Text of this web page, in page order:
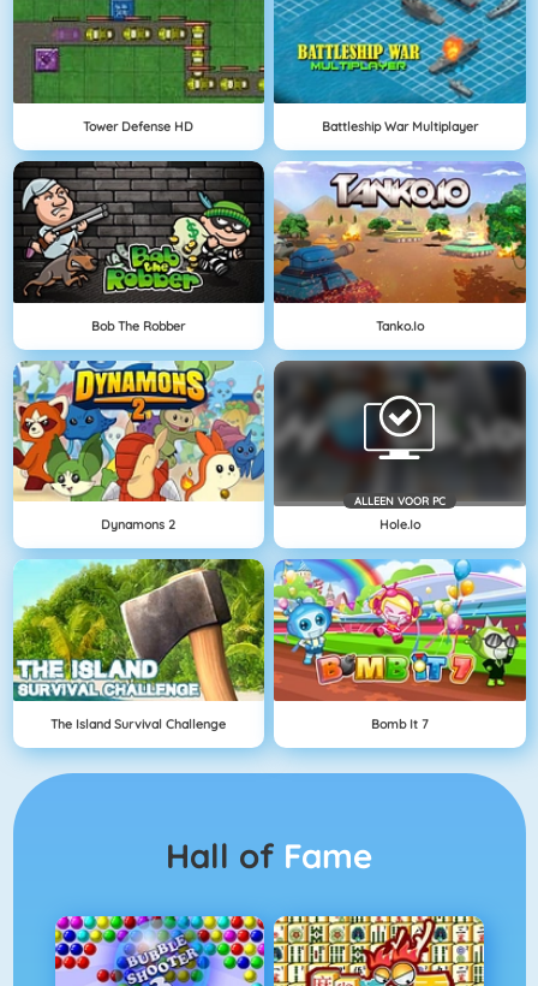
Tower Defense HD Battleship War Multiplayer
Bob The Robber Tanko.io
Dynamons 2
ALLEEN VOOR PC
Hole.io
The Island Survival Challenge Bomb It 7
Hall of Fame